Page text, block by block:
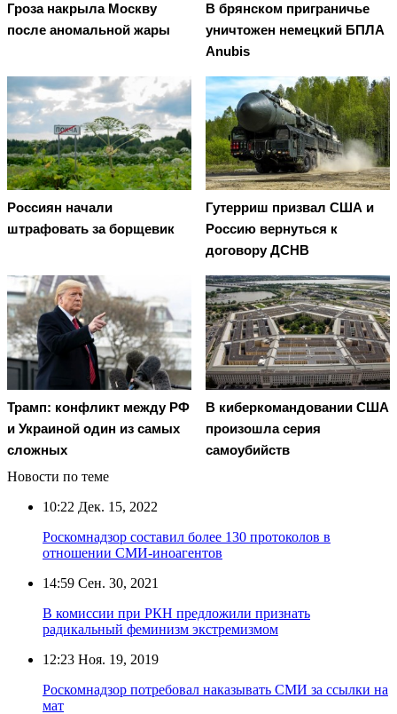
Гроза накрыла Москву
после аномальной жары
В брянском приграничье
уничтожен немецкий БПЛА
Anubis
Россиян начали
штрафовать за борщевик
Гутерриш призвал США и
Россию вернуться к
договору ДСНВ
Трамп: конфликт между РФ
и Украиной один из самых
сложных
В киберкомандовании США
произошла серия
самоубийств
Новости по теме
10:22 Дек. 15, 2022
Роскомнадзор составил более 130 протоколов в
отношении СМИ-иноагентов
14:59 Сен. 30, 2021
В комиссии при РКН предложили признать
радикальный феминизм экстремизмом
12:23 Ноя. 19, 2019
Роскомнадзор потребовал наказывать СМИ за ссылки на
мат